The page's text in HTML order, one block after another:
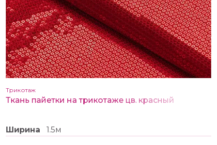
Трикотаж
Ткань пайетки на трикотаже цв. красный
Ширина 1.5м